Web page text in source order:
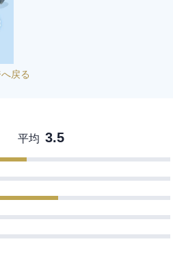
戻る
平均 3.5